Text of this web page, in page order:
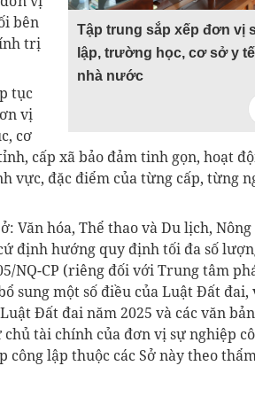
Tập trung sắp xếp đơn vị
lập, trường học, cơ sở y
nhà nước
bên
trị
tục
vị
cơ
cấp xã bảo đảm tinh gọn, hoạt
vực, đặc điểm của từng cấp, từng
Văn hóa, Thể thao và Du lịch,
định hướng quy định tối đa số
NQ-CP (riêng đối với Trung tâm
sung một số điều của Luật Đất đai,
Đất đai năm 2025 và các văn
tài chính của đơn vị sự nghiệp
lập thuộc các Sở này theo